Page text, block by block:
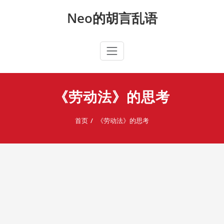
Neo的胡言乱语
《劳动法》的思考
首页 《劳动法》的思考